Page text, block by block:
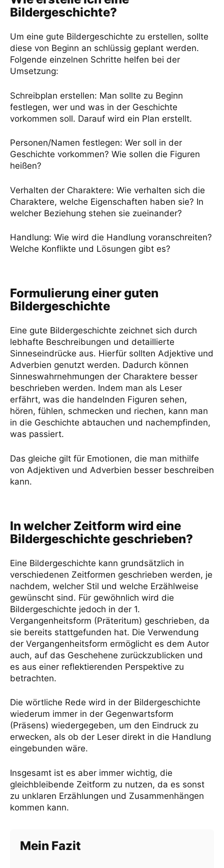
Bildergeschichte?
Um eine gute Bildergeschichte zu erstellen, sollte
diese von Beginn an schlüssig geplant werden.
Folgende einzelnen Schritte helfen bei der
Umsetzung:
Schreibplan erstellen: Man sollte zu Beginn
festlegen, wer und was in der Geschichte
vorkommen soll. Darauf wird ein Plan erstellt.
Personen/Namen festlegen: Wer soll in der
Geschichte vorkommen? Wie sollen die Figuren
heißen?
Verhalten der Charaktere: Wie verhalten sich die
Charaktere, welche Eigenschaften haben sie? In
welcher Beziehung stehen sie zueinander?
Handlung: Wie wird die Handlung voranschreiten?
Welche Konflikte und Lösungen gibt es?
Formulierung einer guten
Bildergeschichte
Eine gute Bildergeschichte zeichnet sich durch
lebhafte Beschreibungen und detaillierte
Sinneseindrücke aus. Hierfür sollten Adjektive und
Adverbien genutzt werden. Dadurch können
Sinneswahrnehmungen der Charaktere besser
beschrieben werden. Indem man als Leser
erfährt, was die handelnden Figuren sehen,
hören, fühlen, schmecken und riechen, kann man
in die Geschichte abtauchen und nachempfinden,
was passiert.
Das gleiche gilt für Emotionen, die man mithilfe
von Adjektiven und Adverbien besser beschreiben
kann.
In welcher Zeitform wird eine
Bildergeschichte geschrieben?
Eine Bildergeschichte kann grundsätzlich in
verschiedenen Zeitformen geschrieben werden, je
nachdem, welcher Stil und welche Erzählweise
gewünscht sind. Für gewöhnlich wird die
Bildergeschichte jedoch in der 1.
Vergangenheitsform (Präteritum) geschrieben, da
sie bereits stattgefunden hat. Die Verwendung
der Vergangenheitsform ermöglicht es dem Autor
auch, auf das Geschehene zurückzublicken und
es aus einer reflektierenden Perspektive zu
betrachten.
Die wörtliche Rede wird in der Bildergeschichte
wiederum immer in der Gegenwartsform
(Präsens) wiedergegeben, um den Eindruck zu
erwecken, als ob der Leser direkt in die Handlung
eingebunden wäre.
Insgesamt ist es aber immer wichtig, die
gleichbleibende Zeitform zu nutzen, da es sonst
zu unklaren Erzählungen und Zusammenhängen
kommen kann.
Mein Fazit